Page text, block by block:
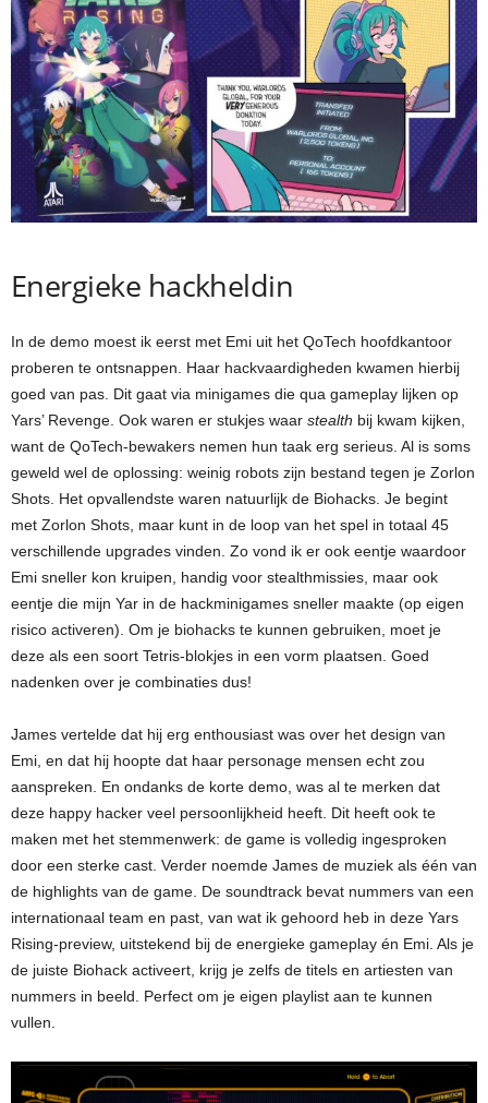
Energieke hackheldin
In de demo moest ik eerst met Emi uit het QoTech hoofdkantoor
proberen te ontsnappen. Haar hackvaardigheden kwamen hierbij
goed van pas. Dit gaat via minigames die qua gameplay lijken op
Yars’ Revenge. Ook waren er stukjes waar stealth bij kwam kijken,
want de QoTech-bewakers nemen hun taak erg serieus. Al is soms
geweld wel de oplossing: weinig robots zijn bestand tegen je Zorlon
Shots. Het opvallendste waren natuurlijk de Biohacks. Je begint
met Zorlon Shots, maar kunt in de loop van het spel in totaal 45
verschillende upgrades vinden. Zo vond ik er ook eentje waardoor
Emi sneller kon kruipen, handig voor stealthmissies, maar ook
eentje die mijn Yar in de hackminigames sneller maakte (op eigen
risico activeren). Om je biohacks te kunnen gebruiken, moet je
deze als een soort Tetris-blokjes in een vorm plaatsen. Goed
nadenken over je combinaties dus!
James vertelde dat hij erg enthousiast was over het design van
Emi, en dat hij hoopte dat haar personage mensen echt zou
aanspreken. En ondanks de korte demo, was al te merken dat
deze happy hacker veel persoonlijkheid heeft. Dit heeft ook te
maken met het stemmenwerk: de game is volledig ingesproken
door een sterke cast. Verder noemde James de muziek als één van
de highlights van de game. De soundtrack bevat nummers van een
internationaal team en past, van wat ik gehoord heb in deze Yars
Rising-preview, uitstekend bij de energieke gameplay én Emi. Als je
de juiste Biohack activeert, krijg je zelfs de titels en artiesten van
nummers in beeld. Perfect om je eigen playlist aan te kunnen
vullen.